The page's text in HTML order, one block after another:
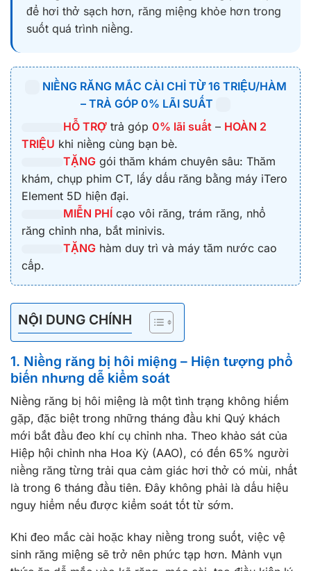
để hơi thở sạch hơn, răng miệng khỏe hơn trong
suốt quá trình niềng.
NIỀNG RĂNG MẮC CÀI CHỈ TỪ 16 TRIỆU/HÀM
– TRẢ GÓP 0% LÃI SUẤT
HỖ TRỢ trả góp 0% lãi suất – HOÀN 2
TRIỆU khi niềng cùng bạn bè.
TẶNG gói thăm khám chuyên sâu: Thăm
khám, chụp phim CT, lấy dấu răng bằng máy iTero
Element 5D hiện đại.
MIỄN PHÍ cạo vôi răng, trám răng, nhổ
răng chỉnh nha, bắt minivis.
TẶNG hàm duy trì và máy tăm nước cao
cấp.
NỘI DUNG CHÍNH
1. Niềng răng bị hôi miệng – Hiện tượng phổ
biến nhưng dễ kiểm soát
Niềng răng bị hôi miệng là một tình trạng không hiếm
gặp, đặc biệt trong những tháng đầu khi Quý khách
mới bắt đầu đeo khí cụ chỉnh nha. Theo khảo sát của
Hiệp hội chỉnh nha Hoa Kỳ (AAO), có đến 65% người
niềng răng từng trải qua cảm giác hơi thở có mùi, nhất
là trong 6 tháng đầu tiên. Đây không phải là dấu hiệu
nguy hiểm nếu được kiểm soát tốt từ sớm.
Khi đeo mắc cài hoặc khay niềng trong suốt, việc vệ
sinh răng miệng sẽ trở nên phức tạp hơn. Mảnh vụn